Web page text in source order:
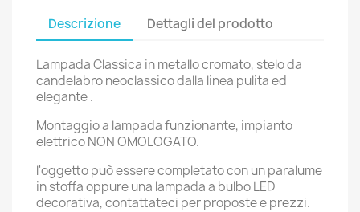
Descrizione Dettagli del prodotto
Lampada Classica in metallo cromato, stelo da
candelabro neoclassico dalla linea pulita ed
elegante .
Montaggio a lampada funzionante, impianto
elettrico NON OMOLOGATO.
l'oggetto può essere completato con un paralume
in stoffa oppure una lampada a bulbo LED
decorativa, contattateci per proposte e prezzi.